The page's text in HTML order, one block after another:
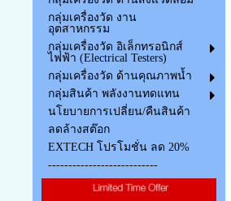
กลุ่มเครื่องวัด งาน
อุตสาหกรรม
กลุ่มเครื่องวัด อิเล็กทรอนิกส์
ไฟฟ้า (Electrical Testers)
กลุ่มเครื่องวัด ด้านคุณภาพน้ำ
กลุ่มสินค้า พลังงานทดแทน
นโยบายการเปลี่ยน/คืนสินค้า
ลดล้างสต๊อก
EXTECH โปรโมชั่น ลด 20%
---------------------------